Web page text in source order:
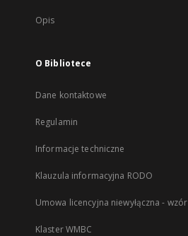
Opis
O Bibliotece
Dane kontaktowe
Regulamin
Informacje techniczne
Klauzula informacyjna RODO
Umowa licencyjna niewyłączna - wzór
Klaster WMBC